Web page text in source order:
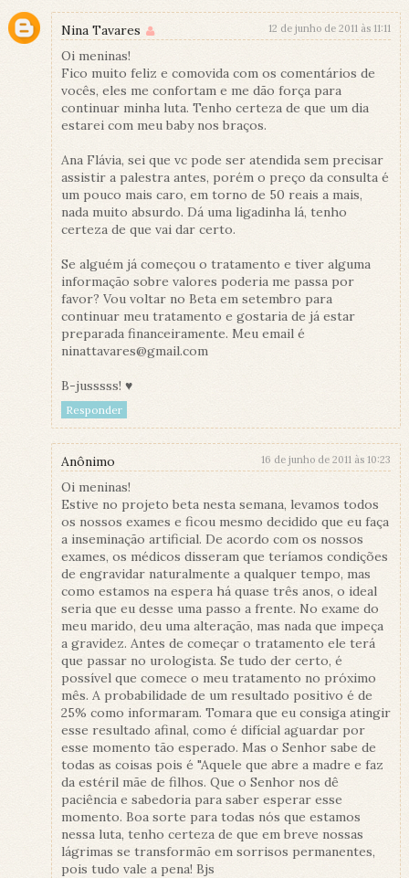
Nina Tavares 12 de junho de 2011 às 11:11
Oi meninas!
Fico muito feliz e comovida com os comentários de
vocês, eles me confortam e me dão força para
continuar minha luta. Tenho certeza de que um dia
estarei com meu baby nos braços.
Ana Flávia, sei que vc pode ser atendida sem precisar
assistir a palestra antes, porém o preço da consulta é
um pouco mais caro, em torno de 50 reais a mais,
nada muito absurdo. Dá uma ligadinha lá, tenho
certeza de que vai dar certo.
Se alguém já começou o tratamento e tiver alguma
informação sobre valores poderia me passa por
favor? Vou voltar no Beta em setembro para
continuar meu tratamento e gostaria de já estar
preparada financeiramente. Meu email é
ninattavares@gmail.com
B-jusssss! ♥
Responder
Anônimo 16 de junho de 2011 às 10:23
Oi meninas!
Estive no projeto beta nesta semana, levamos todos
os nossos exames e ficou mesmo decidido que eu faça
a inseminação artificial. De acordo com os nossos
exames, os médicos disseram que teríamos condições
de engravidar naturalmente a qualquer tempo, mas
como estamos na espera há quase três anos, o ideal
seria que eu desse uma passo a frente. No exame do
meu marido, deu uma alteração, mas nada que impeça
a gravidez. Antes de começar o tratamento ele terá
que passar no urologista. Se tudo der certo, é
possível que comece o meu tratamento no próximo
mês. A probabilidade de um resultado positivo é de
25% como informaram. Tomara que eu consiga atingir
esse resultado afinal, como é difícial aguardar por
esse momento tão esperado. Mas o Senhor sabe de
todas as coisas pois é "Aquele que abre a madre e faz
da estéril mãe de filhos. Que o Senhor nos dê
paciência e sabedoria para saber esperar esse
momento. Boa sorte para todas nós que estamos
nessa luta, tenho certeza de que em breve nossas
lágrimas se transformão em sorrisos permanentes,
pois tudo vale a pena! Bjs